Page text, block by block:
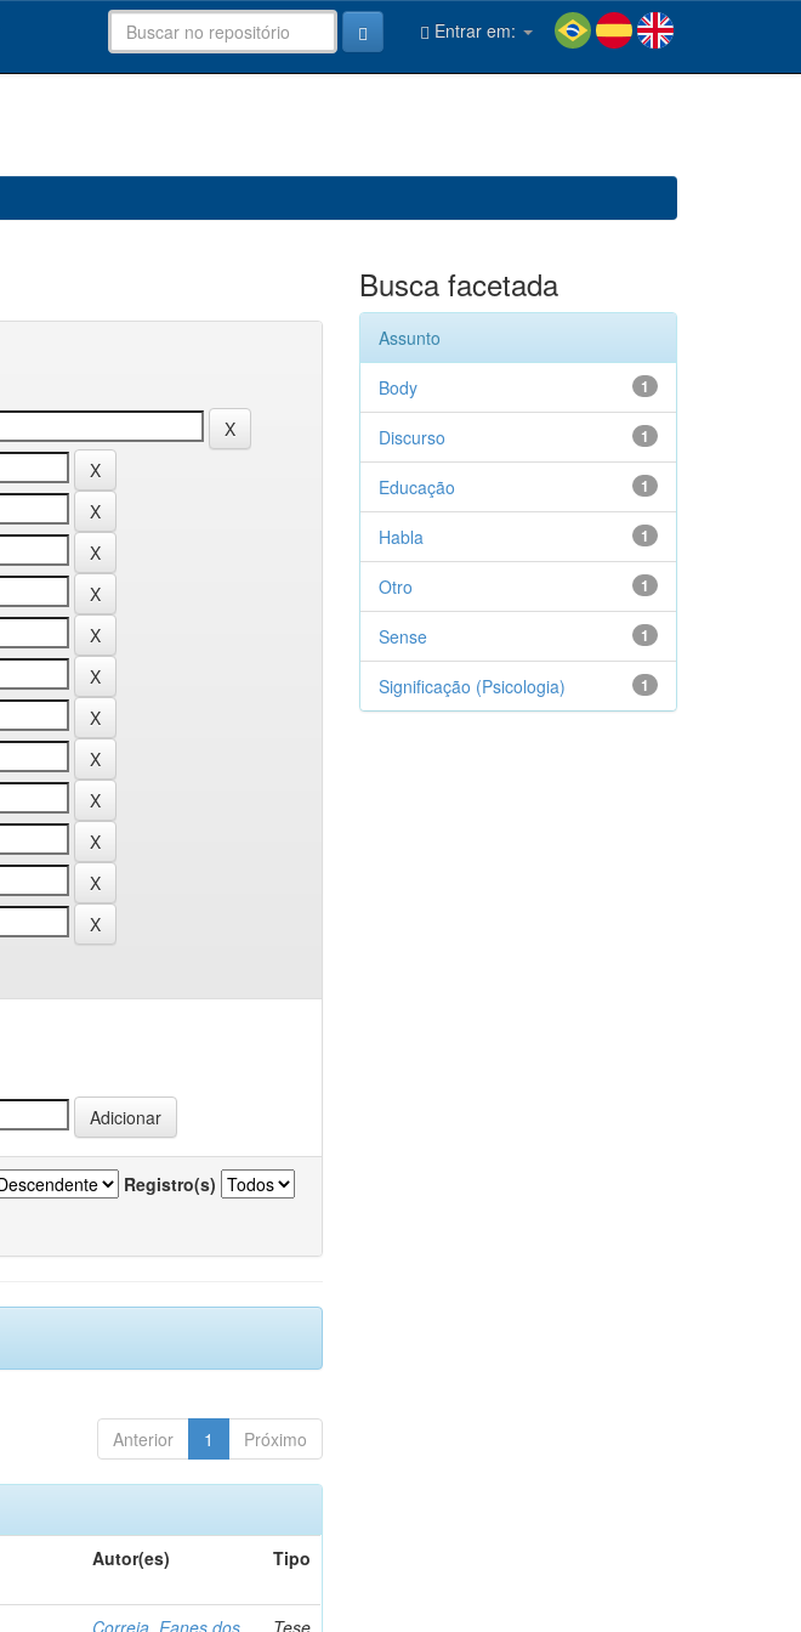
Entrar em:
Registro(s)
Anterior 1 Próximo
Autor(es) Tipo
Correia, Eanes dos Tese
Busca facetada
Assunto
1
Body
1
Discurso
1
Educação
1
Habla
1
Otro
1
Sense
1
Significação (Psicologia)